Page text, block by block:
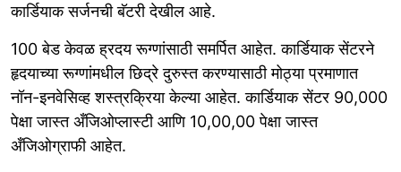
कार्डियाक सर्जनची बॅटरी देखील आहे.
100 बेड केवळ ह्रदय रूग्णांसाठी समर्पित आहेत. कार्डियाक सेंटरने
हृदयाच्या रूग्णांमधील छिद्रे दुरुस्त करण्यासाठी मोठ्या प्रमाणात
नॉन-इनवेसिव्ह शस्त्रक्रिया केल्या आहेत. कार्डियाक सेंटर 90,000
पेक्षा जास्त अँजिओप्लास्टी आणि 10,00,00 पेक्षा जास्त
अँजिओग्राफी आहेत.